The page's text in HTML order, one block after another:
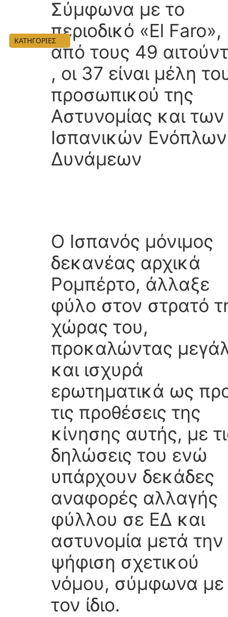
ΚΑΤΗΓΟΡΙΕΣ
Σύμφωνα με το
περιοδικό «El Faro»,
από τους 49
, οι 37 είναι μέλη
προσωπικού της
Αστυνομίας και των
Ισπανικών Ενόπλων
Δυνάμεων
Ο Ισπανός μόνιμος
δεκανέας αρχικά
Ρομπέρτο, άλλαξε
φύλο στον στρατό
χώρας του,
προκαλώντας
και ισχυρά
ερωτηματικά ως
τις προθέσεις της
κίνησης αυτής, με
δηλώσεις του ενώ
υπάρχουν δεκάδες
αναφορές αλλαγής
φύλλου σε ΕΔ και
αστυνομία μετά την
ψήφιση σχετικού
νόμου, σύμφωνα με
τον ίδιο.